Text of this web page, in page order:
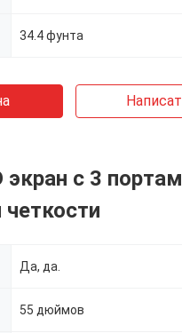
34.4 фунта
экран с 3
Да, да.
55 дюймов